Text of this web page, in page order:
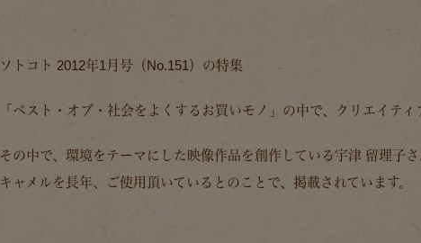
ソトコト 2012年1月号（No.151）の特集
「ベスト・オブ・社会をよくするお買いモノ」の中で、クリエイティ
その中で、環境をテーマにした映像作品を創作している宇津 留理子
キャメルを長年、ご使用頂いているとのことで、掲載されています。